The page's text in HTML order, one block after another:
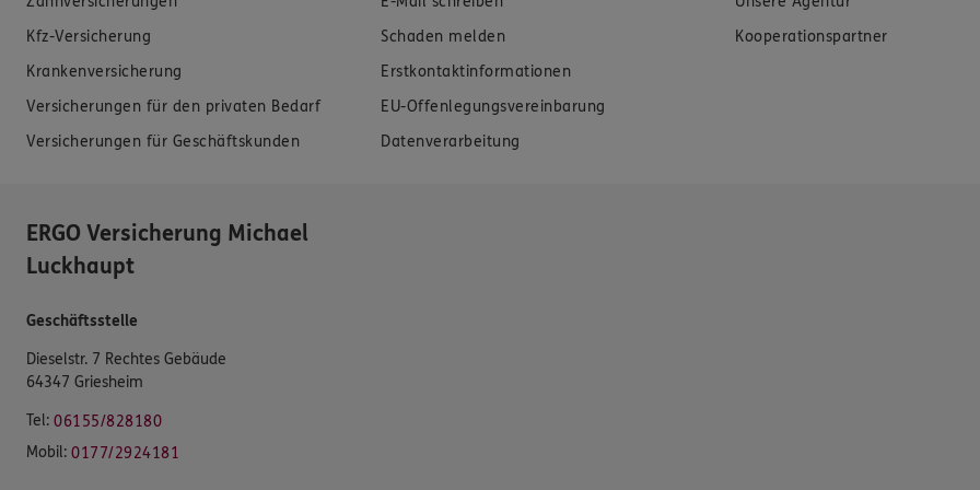
Kfz-Versicherung
Krankenversicherung
Versicherungen für den privaten Bedarf
Versicherungen für Geschäftskunden
Schaden melden
Erstkontaktinformationen
EU-Offenlegungsvereinbarung
Datenverarbeitung
Kooperationspartner
ERGO Versicherung Michael
Luckhaupt
Geschäftsstelle
Dieselstr. 7 Rechtes Gebäude
64347 Griesheim
Tel: 06155/828180
Mobil: 0177/2924181